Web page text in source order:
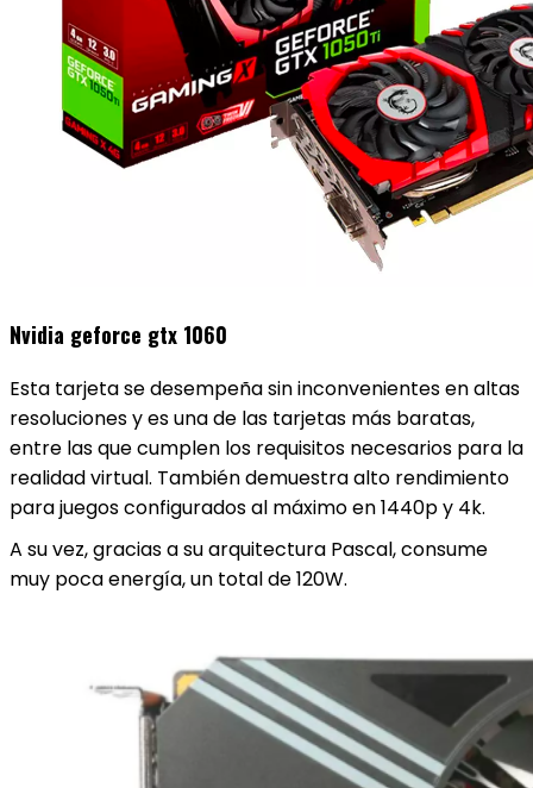
Nvidia geforce gtx 1060
Esta tarjeta se desempeña sin inconvenientes en altas
resoluciones y es una de las tarjetas más baratas,
entre las que cumplen los requisitos necesarios para la
realidad virtual. También demuestra alto rendimiento
para juegos configurados al máximo en 1440p y 4k.
A su vez, gracias a su arquitectura Pascal, consume
muy poca energía, un total de 120W.